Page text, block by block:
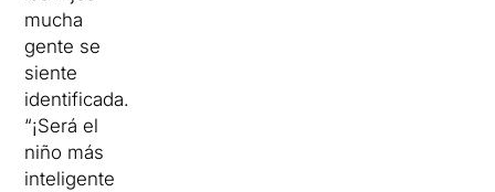
mucha
gente se
siente
identificada.
“¡Será el
niño más
inteligente